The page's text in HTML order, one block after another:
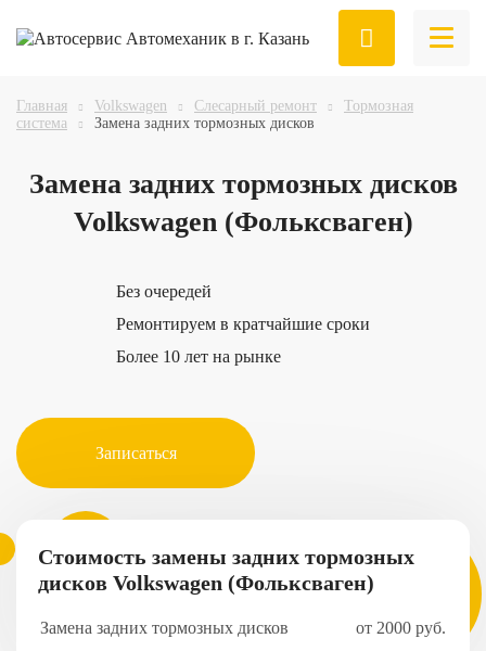
Главная Volkswagen Слесарный ремонт
Тормозная
система
Замена задних тормозных дисков
Заменазадних тормозных дисков
Volkswagen (Фольксваген)
Без очередей
Ремонтируем в кратчайшие сроки
Более 10 лет на рынке
Записаться
Стоимость замены задних тормозных
дисков Volkswagen (Фольксваген)
Замена задних тормозных дисков от 2000 руб.